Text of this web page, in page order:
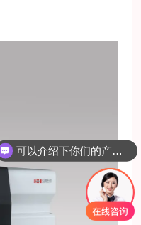
可以介绍下你们的产品么？